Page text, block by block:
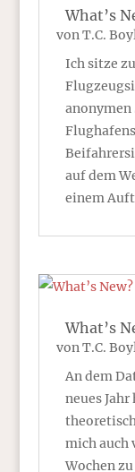
What’s
vonT.C.
Ich sitze
anonymen
auf dem
einem
What’s
vonT.C.
An dem
neues
mich auch
Wochen